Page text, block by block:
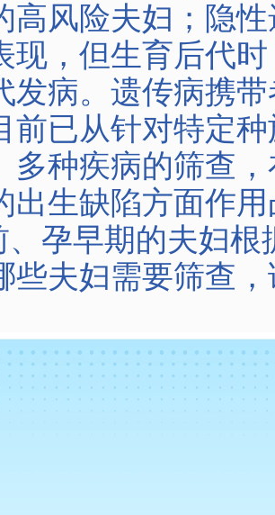
高风险夫妇；隐
现，但生育后代
发病。遗传病携
前已从针对特定
多种疾病的筛查
出生缺陷方面作
早期的夫妇根
些夫妇需要筛查